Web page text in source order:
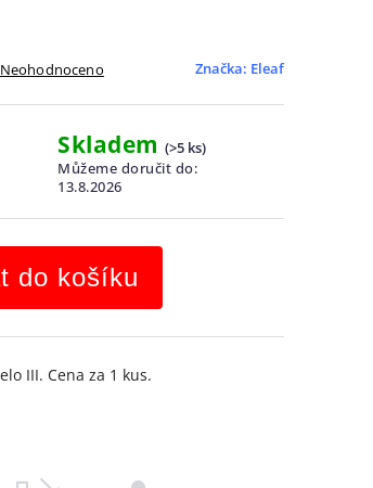
Neohodnoceno Značka: Eleaf
Skladem(>5 ks)
Můžeme doručit do:
13.8.2026
do košíku
III. Cena za 1 kus.